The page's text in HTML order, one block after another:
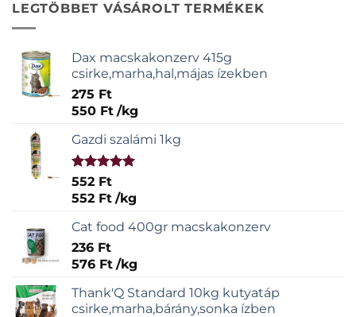
LEGTÖBBET VÁSÁROLT TERMÉKEK
Dax macskakonzerv 415g
csirke,marha,hal,májas ízekben
275 Ft
550 Ft /kg
Gazdi szalámi 1kg
Értékelés:
5.00/ 5
552 Ft
552 Ft /kg
Cat food 400gr macskakonzerv
236 Ft
576 Ft /kg
Thank'Q Standard 10kg kutyatáp
csirke,marha,bárány,sonka ízben